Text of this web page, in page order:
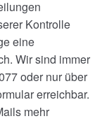
Kontrolle
eine
Wir sind immer
oder nur über
erreichbar.
mehr